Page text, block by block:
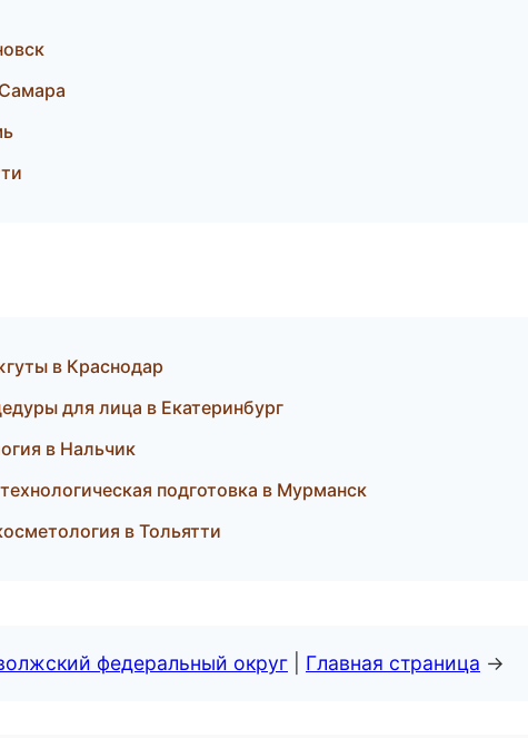
в Краснодар
для лица в Екатеринбург
в Нальчик
подготовка в Мурманск
в Тольятти
федеральный округ Главная страница →